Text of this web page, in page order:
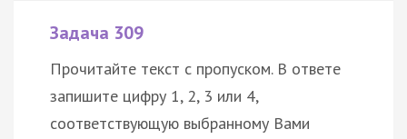
Задача 309
Прочитайте текст с пропуском. В ответе
запишите цифру 1, 2, 3 или 4,
соответствующую выбранному Вами